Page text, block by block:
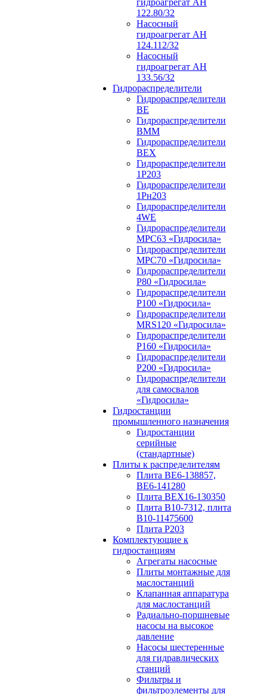
гидроагрегат АН
122.80/32
Насосный
гидроагрегат АН
124.112/32
Насосный
гидроагрегат АН
133.56/32
Гидрораспределители
Гидрораспределители
ВЕ
Гидрораспределители
ВММ
Гидрораспределители
ВЕХ
Гидрораспределители
1Р203
Гидрораспределители
1Рн203
Гидрораспределители
4WE
Гидрораспределители
МРС63 «Гидросила»
Гидрораспределители
МРС70 «Гидросила»
Гидрораспределители
Р80 «Гидросила»
Гидрораспределители
Р100 «Гидросила»
Гидрораспределители
MRS120 «Гидросила»
Гидрораспределители
Р160 «Гидросила»
Гидрораспределители
Р200 «Гидросила»
Гидрораспределители
для самосвалов
«Гидросила»
Гидростанции
промышленного назначения
Гидростанции
серийные
(стандартные)
Плиты к распределителям
Плита ВЕ6-138857,
ВЕ6-141280
Плита ВЕХ16-130350
Плита В10-7312, плита
В10-11475600
Плита P203
Комплектующие к
гидростанциям
Агрегаты насосные
Плиты монтажные для
маслостанций
Клапанная аппаратура
для маслостанций
Радиально-поршневые
насосы на высокое
давление
Насосы шестеренные
для гидравлических
станций
Фильтры и
фильтроэлементы для